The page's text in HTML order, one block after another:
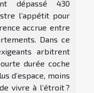
dépassé 430
l’appétit pour
accrue entre
Dans ce
arbitrent
durée coche
d’espace, moins
vivre à l’étroit ?